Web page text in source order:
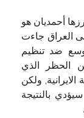
أحمديان هو
العراق جاءت
ضد تنظيم
الحظر الذي
ولكن
بالنتيجة